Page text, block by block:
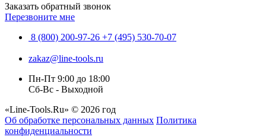
Заказать обратный звонок
Перезвоните мне
8 (800) 200-97-26 +7 (495) 530-70-07
zakaz@line-tools.ru
Пн-Пт 9:00 до 18:00
Сб-Вс - Выходной
«Line-Tools.Ru» © 2026 год
Об обработке персональных данных Политика
конфиденциальности